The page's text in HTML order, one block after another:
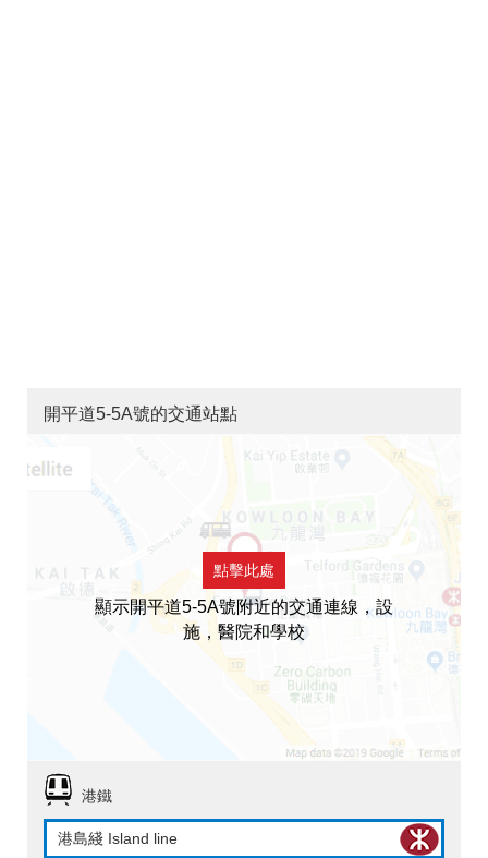
開平道5-5A號的交通站點
點擊此處
顯示開平道5-5A號附近的交通連線，設
施，醫院和學校
港鐵
港島綫 Island line